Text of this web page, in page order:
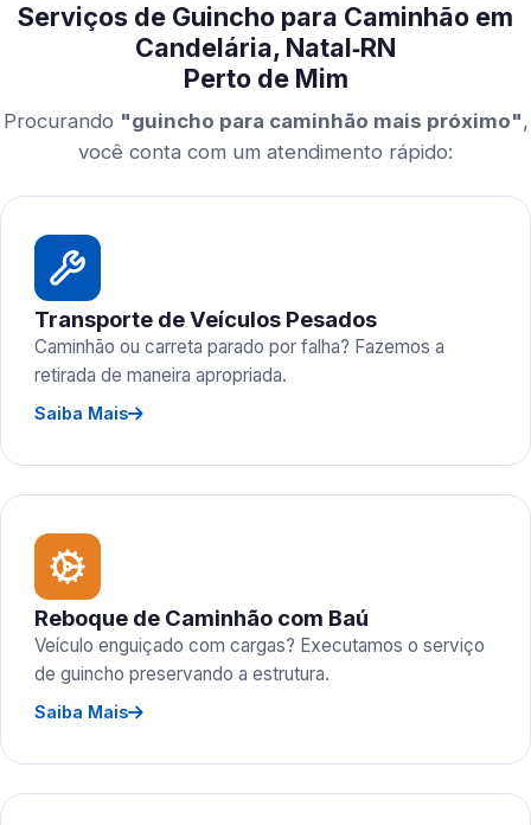
Serviços de Guincho para Caminhão em
Candelária, Natal‑RN
Perto de Mim
Procurando "guincho para caminhão mais próximo",
você conta com um atendimento rápido:
Transporte de Veículos Pesados
Caminhão ou carreta parado por falha? Fazemos a
retirada de maneira apropriada.
Saiba Mais
Reboque de Caminhão com Baú
Veículo enguiçado com cargas? Executamos o serviço
de guincho preservando a estrutura.
Saiba Mais